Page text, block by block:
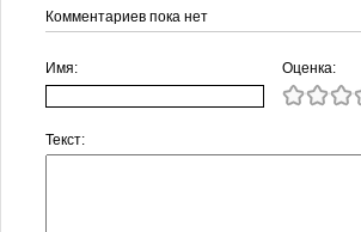
Комментариев пока нет
Имя: Оценка:
Текст: